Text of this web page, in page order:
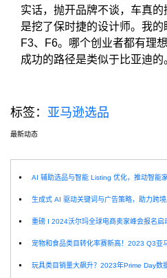
实话，抛开品牌不谈，车真
是挖了保时捷的设计师。我的
F3、F6。哪个创业者都有理
成功的路径是类似于比亚迪的
标签： 亚马逊选品
最新动态
AI 辅助选品与智能 Listing 优化，推动智能
重磅 I 2024沃尔玛全球电商卖家峰会报名启
玩具类目销量大飙升？2023年Prime Day数